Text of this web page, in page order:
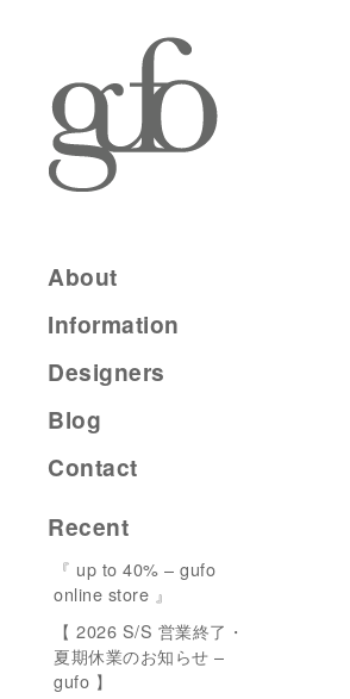
About
Information
Designers
Blog
Contact
Recent
『 up to 40% – gufo
online store 』
【 2026 S/S 営業終了・
夏期休業のお知らせ –
gufo 】